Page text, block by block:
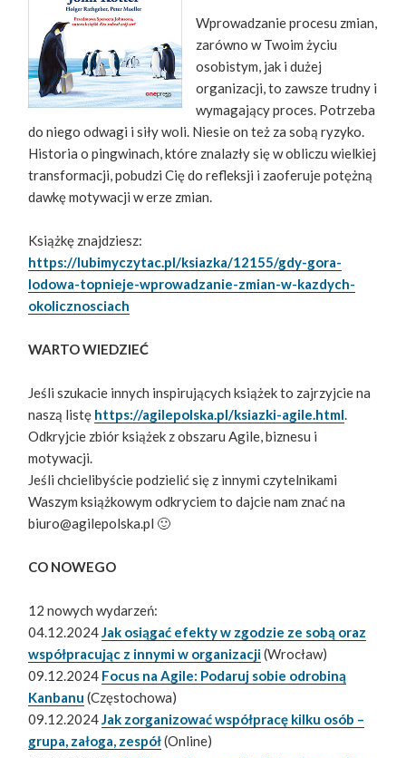
Wprowadzanie procesu zmian,
zarówno w Twoim życiu
osobistym, jak i dużej
organizacji, to zawsze trudny i
wymagający proces. Potrzeba
do niego odwagi i siły woli. Niesie on też za sobą ryzyko.
Historia o pingwinach, które znalazły się w obliczu wielkiej
transformacji, pobudzi Cię do refleksji i zaoferuje potężną
dawkę motywacji w erze zmian.
Książkę znajdziesz:
https://lubimyczytac.pl/ksiazka/12155/gdy-gora-
lodowa-topnieje-wprowadzanie-zmian-w-kazdych-
okolicznosciach
WARTO WIEDZIEĆ
Jeśli szukacie innych inspirujących książek to zajrzyjcie na
naszą listę https://agilepolska.pl/ksiazki-agile.html
Odkryjcie zbiór książek z obszaru Agile, biznesu i
motywacji.
Jeśli chcielibyście podzielić się z innymi czytelnikami
Waszym książkowym odkryciem to dajcie nam znać na
biuro@agilepolska.pl 🙂
CO NOWEGO
12 nowych wydarzeń:
04.12.2024 Jak osiągać efekty w zgodzie ze sobą oraz
współpracując z innymi w organizacji(Wrocław)
09.12.2024 Focus na Agile: Podaruj sobie odrobiną
Kanbanu (Częstochowa)
09.12.2024 Jak zorganizować współpracę kilku osób –
grupa, załoga, zespół(Online)